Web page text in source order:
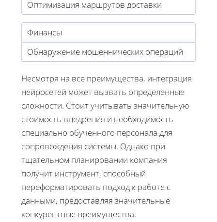
Оптимизация маршрутов доставки
Финансы
Обнаружение мошеннических операций
Несмотря на все преимущества, интеграция
нейросетей может вызвать определенные
сложности. Стоит учитывать значительную
стоимость внедрения и необходимость
специально обученного персонала для
сопровождения системы. Однако при
тщательном планировании компания
получит инструмент, способный
переформатировать подход к работе с
данными, предоставляя значительные
конкурентные преимущества.